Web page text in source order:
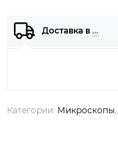
Доставка в …
Категории: Микроскопы